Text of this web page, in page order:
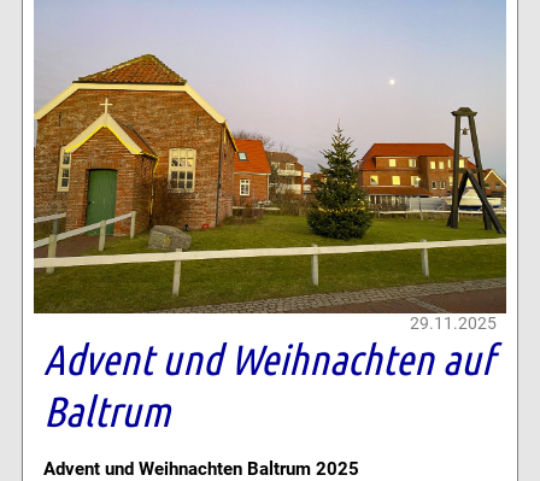
29.11.2025
Advent und Weihnachten auf
Baltrum
Advent und Weihnachten Baltrum 2025